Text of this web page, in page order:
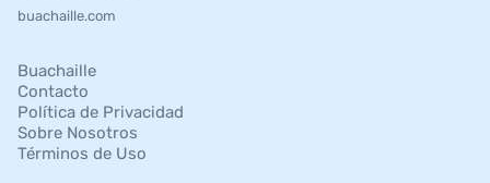
buachaille.com
Buachaille
Contacto
Política de Privacidad
Sobre Nosotros
Términos de Uso